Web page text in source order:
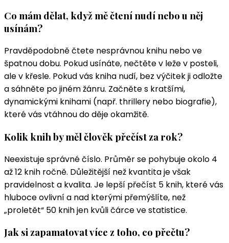
Co mám dělat, když mě čtení nudí nebo u něj
usínám?
Pravděpodobně čtete nesprávnou knihu nebo ve
špatnou dobu. Pokud usínáte, nečtěte v leže v posteli,
ale v křesle. Pokud vás kniha nudí, bez výčitek ji odložte
a sáhněte po jiném žánru. Začněte s kratšími,
dynamickými knihami (např. thrillery nebo biografie),
které vás vtáhnou do děje okamžitě.
Kolik knih by měl člověk přečíst za rok?
Neexistuje správné číslo. Průměr se pohybuje okolo 4
až 12 knih ročně. Důležitější než kvantita je však
pravidelnost a kvalita. Je lepší přečíst 5 knih, které vás
hluboce ovlivní a nad kterými přemýšlíte, než
„proletět“ 50 knih jen kvůli čárce ve statistice.
Jak si zapamatovat více z toho, co přečtu?